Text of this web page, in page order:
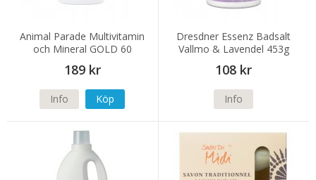
Animal Parade Multivitamin
och Mineral GOLD 60
tuggtabletter
189 kr
Info Köp
Dresdner Essenz Badsalt
Vallmo & Lavendel 453g
108 kr
Info